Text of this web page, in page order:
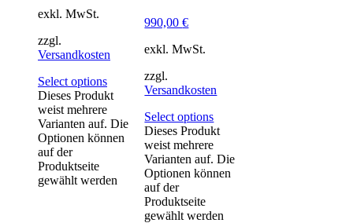
exkl. MwSt.
zzgl.
Versandkosten
Select options
Dieses Produkt
weist mehrere
Varianten auf. Die
Optionen können
auf der
Produktseite
gewählt werden
990,00€
exkl. MwSt.
zzgl.
Versandkosten
Select options
Dieses Produkt
weist mehrere
Varianten auf. Die
Optionen können
auf der
Produktseite
gewählt werden